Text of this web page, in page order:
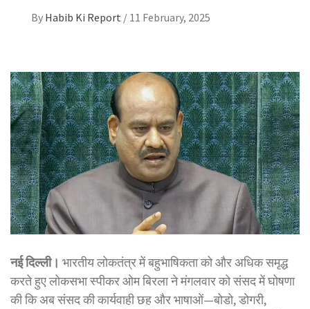
By Habib Ki Report / 11 February, 2025
नई दिल्ली। भारतीय लोकतंत्र में बहुभाषिकता को और अधिक समृद्ध
करते हुए लोकसभा स्पीकर ओम बिरला ने मंगलवार को संसद में घोषणा
की कि अब संसद की कार्यवाही छह और भाषाओं—बोडो, डोगरी,